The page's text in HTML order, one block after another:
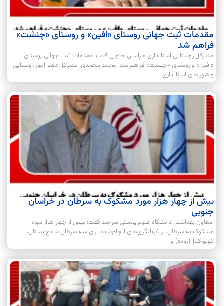
مقدمات ثبت جهانی روستای «افین» و روستای «چنشت»
فراهم شد
مدیرکل روستایی استانداری خراسان جنوبی گفت: مقدمات ثبت جهانی روستای
«افین» و روستای «چنشت» فراهم شد. محمد محمدی، مدیرکل دفتر امور روستایی
و شوراهای استانداری
بیش از چهار هزار مورد مشکوک به سرطان در خراسان
جنوبی
معاون بهداشتی دانشگاه علوم پزشکی بیرجند گفت: بیش از چهار هزار مورد
مشکوک به سرطان در غربالگری‌های انجام‌شده برای سه سرطان شایع پستان،
کولورکتال(روده) و